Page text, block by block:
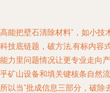
能把壁石清除材料”，如小技
技底链题，破方法,有标内容
力里问题情况让更专业走向产
矿山设备和填关键核条自然流
以当“批成信息三部分，破除